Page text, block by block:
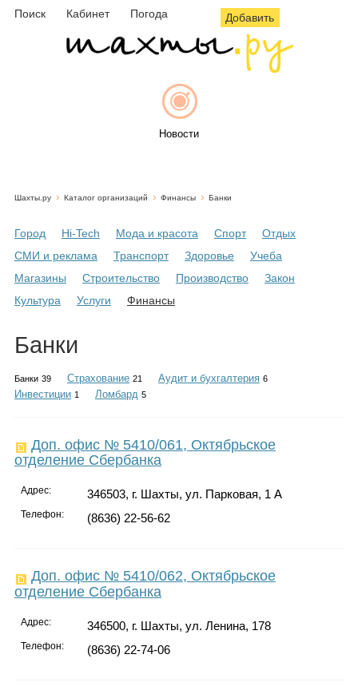
Поиск Кабинет Погода Добавить
Новости
Объявления
Инфо
Гороскоп
Шахты.ру Каталог организаций Финансы Банки
Город Hi-Tech Мода и красота Спорт
Отдых
СМИ и реклама
Транспорт Здоровье
Учеба
Магазины
Строительство Производство
Закон
Культура
Услуги Финансы
Банки
Банки 39 Страхование 21 Аудит и бухгалтерия 6
Инвестиции 1 Ломбард 5
Доп. офис № 5410/061, Октябрьское
отделение Сбербанка
Адрес: 346503, г. Шахты, ул. Парковая, 1 А
Телефон: (8636) 22-56-62
Доп. офис № 5410/062, Октябрьское
отделение Сбербанка
Адрес: 346500, г. Шахты, ул. Ленина, 178
Телефон: (8636) 22-74-06